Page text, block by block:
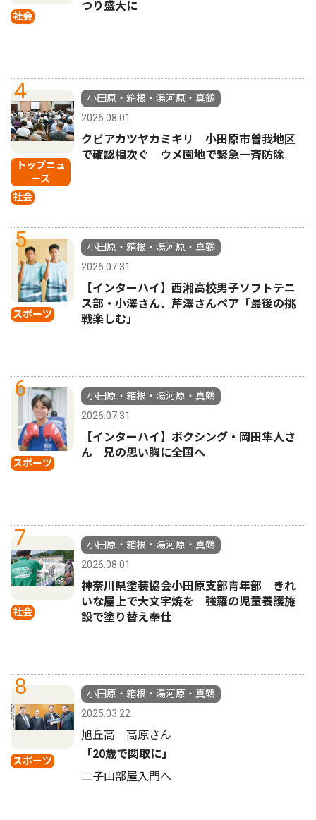
社会
つり盛大に
4
トップニュ
ース
社会
小田原・箱根・湯河原・真鶴
2026.08.01
クビアカツヤカミキリ 小田原市曽我地区
で確認相次ぐ ウメ園地で緊急一斉防除
5
スポーツ
小田原・箱根・湯河原・真鶴
2026.07.31
【インターハイ】西湘高校男子ソフトテニ
ス部・小澤さん、芹澤さんペア「最後の挑
戦楽しむ」
6
スポーツ
小田原・箱根・湯河原・真鶴
2026.07.31
【インターハイ】ボクシング・岡田隼人さ
ん 兄の思い胸に全国へ
7
社会
小田原・箱根・湯河原・真鶴
2026.08.01
神奈川県塗装協会小田原支部青年部 きれ
いな屋上で大文字焼を 強羅の児童養護施
設で塗り替え奉仕
8
スポーツ
小田原・箱根・湯河原・真鶴
2025.03.22
旭丘高 高原さん
「20歳で関取に」
二子山部屋入門へ